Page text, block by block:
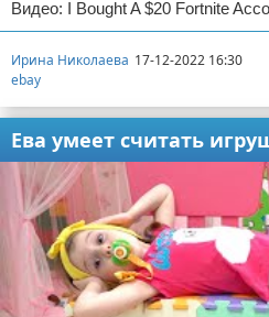
Видео: I Bought A $20 Fortnite
Ирина Николаева 17-12-2022 16:30
ebay
Ева умеет считать